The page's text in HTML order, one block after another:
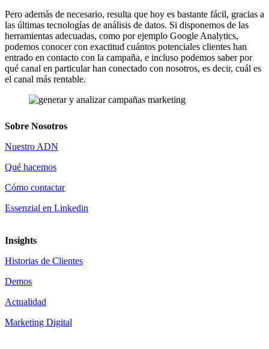
Pero además de necesario, resulta que hoy es bastante fácil, gracias a
las últimas tecnologías de análisis de datos. Si disponemos de las
herramientas adecuadas, como por ejemplo Google Analytics,
podemos conocer con exactitud cuántos potenciales clientes han
entrado en contacto con la campaña, e incluso podemos saber por
qué canal en particular han conectado con nosotros, es decir, cuál es
el canal más rentable.
Sobre Nosotros
Nuestro ADN
Qué hacemos
Cómo contactar
Essenzial en Linkedin
Insights
Historias de Clientes
Demos
Actualidad
Marketing Digital